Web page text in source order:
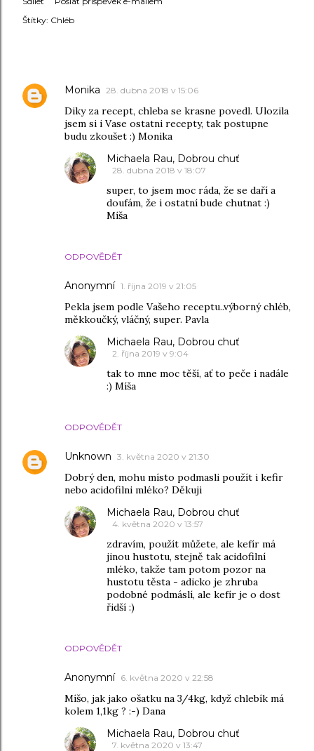
Štítky: Chléb
Monika 28. dubna 2018 v 15:06
Diky za recept, chleba se krasne povedl. Ulozila
jsem si i Vase ostatni recepty, tak postupne
budu zkoušet :) Monika
ODPOVĚDĚT
Michaela Rau, Dobrou chuť
28. dubna 2018 v 18:07
super, to jsem moc ráda, že se daří a
doufám, že i ostatní bude chutnat :)
Míša
Anonymní 1. října 2019 v 21:05
Pekla jsem podle Vašeho receptu..výborný chléb,
měkkoučký, vláčný, super. Pavla
ODPOVĚDĚT
Michaela Rau, Dobrou chuť
2. října 2019 v 9:04
tak to mne moc těší, ať to peče i nadále
:) Míša
Unknown 3. května 2020 v 21:30
Dobrý den, mohu místo podmasli použít i kefir
nebo acidofilni mléko? Děkuji
ODPOVĚDĚT
Michaela Rau, Dobrou chuť
4. května 2020 v 13:57
zdravím, použít můžete, ale kefír má
jinou hustotu, stejně tak acidofilní
mléko, takže tam potom pozor na
hustotu těsta - adicko je zhruba
podobné podmáslí, ale kefír je o dost
řidší :)
Anonymní 6. května 2020 v 22:58
Míšo, jak jako ošatku na 3/4kg, když chlebík má
kolem 1,1kg ? :-) Dana
Michaela Rau, Dobrou chuť
7. května 2020 v 13:47